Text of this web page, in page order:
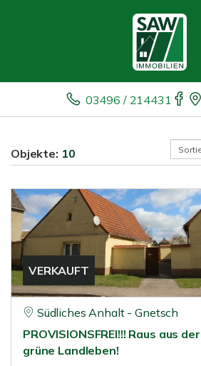
03496 / 214431
Objekte: 10
VERKAUFT
Südliches Anhalt - Gnetsch
PROVISIONSFREI!!! Raus aus
grüne Landleben!